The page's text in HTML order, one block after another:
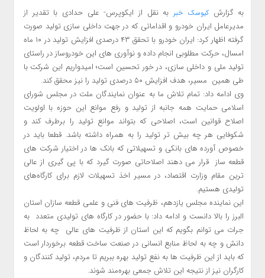
به گزارشکیوسک خبر به نقل از ایکوپرس- علی حدادی با تقدیر از
مدیرعامل ایران خودرو و اقداماتی که در جهت داخلی سازی تولید صورت
گرفته اظهار کرد: ایران خودرو با تحقق ۴۳ درصدی افزایش تولید در ۱۰ ماه
امسال، حرکت مطلوبی انجام داده و نوآوری های این خودروساز در راستای
تولید ملی و داخلی سازی، در خور تحسین است؛ امیدواریم این شرکت با
طی همین مسیر، هدف افزایش ۵۰ درصدی تولید را نیز محقق کند.
وی ادامه داد: تمام تلاش ما به عنوان نمایندگان ملت در مجلس شورای
اسلامی حمایت همه جانبه از تولید و رفع موانع این حوزه با اولویت
اصلاح قوانین است، اصلاحی که بتواند موانع تولید را برطرف کند و
شکوفایی هر چه بیش تر تولید را به همراه داشته باشد. قطعا باید در
خصوص آورده های بانکی و تسهیلاتی که بانک ها در اختیار شرکت های
قطعه ساز قرار می دهند اصلاحاتی صورت گیرد که با پی گیری از عالی
ترین مقام وزارت اقتصاد، در مسیر اخذ تسهیلات لازم برای کارگاه‌های
تولیدی هستیم.
این نماینده مجلس یازدهم، ظرفیت های فنی و علمی قطعه سازان استان
البرز را بالا دانست و ادامه داد: با حضور در کارگاه های تولیدی متعدد به
جرات می توانم بگویم که این استان از ظرفیت های عالی چه به لحاظ
دانش و چه به لحاظ منابع انسانی در صنعت ساخت قطعه برخوردار است
که باید از این ظرفیت ها به نفع تولید بهره ببریم تا مردم، تولید کنندگان و
کارگران نیز از نتیجه این تلاش جمعی بهره‌مند شوند.